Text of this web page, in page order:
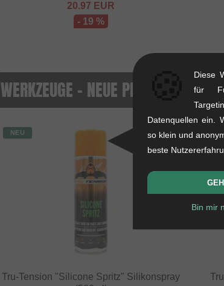
20.97 EUR
- 19 %
WERKZEUGE - NEUE PRODUKTE
NEU
Tru-Tension "Silicone Spritz" Silikonspray
Diese
für
Datenquellen ein.
so klein und
beste
Bin mir